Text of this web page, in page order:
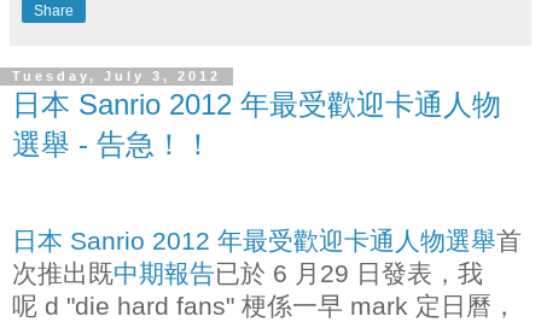
Share
Tuesday, July 3, 2012
日本 Sanrio 2012 年最受歡迎卡通人物
選舉 - 告急！！
日本 Sanrio 2012 年最受歡迎卡通人物選舉首
次推出既中期報告已於 6 月29 日發表，我
呢 d "die hard fans" 梗係一早 mark 定日曆，